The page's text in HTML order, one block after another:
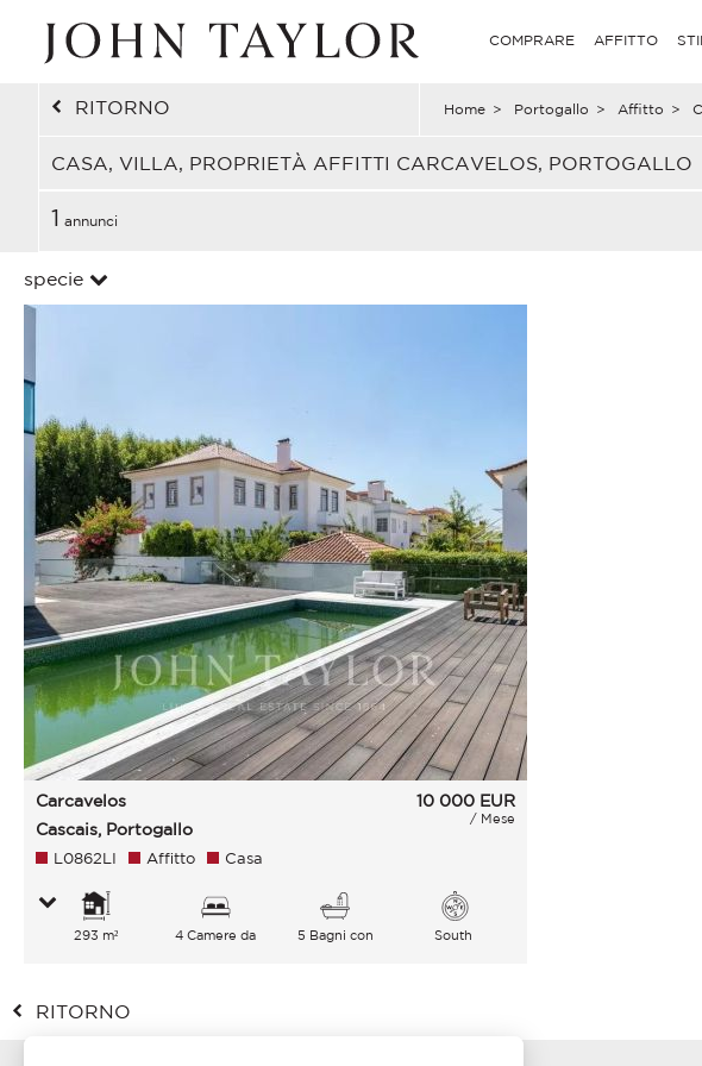
COMPRARE AFFITTO
RITORNO Home > Portogallo > Affitto >
CASA, VILLA, PROPRIETÀ AFFITTI CARCAVELOS, PORTOGALLO
1 annunci
specie
Carcavelos
Cascais, Portogallo
10 000 EUR
/ Mese
L0862LI Affitto Casa
293 m²
4 Camere da
5 Bagni con
South
RITORNO